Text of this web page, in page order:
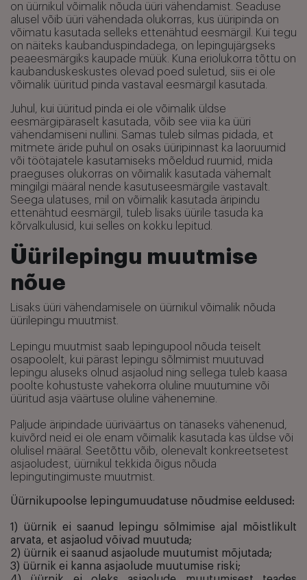
on üürnikul võimalik nõuda üüri vähendamist. Seaduse
alusel võib üüri vähendada olukorras, kus üüripinda on
võimatu kasutada selleks ettenähtud eesmärgil. Kui tegu
on näiteks kaubanduspindadega, on lepingujärgseks
peaeesmärgiks kaupade müük. Kuna eriolukorra tõttu on
kaubanduskeskustes olevad poed suletud, siis ei ole
võimalik üüritud pinda vastaval eesmärgil kasutada.
Juhul, kui üüritud pinda ei ole võimalik üldse
eesmärgipäraselt kasutada, võib see viia ka üüri
vähendamiseni nullini. Samas tuleb silmas pidada, et
mitmete äride puhul on osaks üüripinnast ka laoruumid
või töötajatele kasutamiseks mõeldud ruumid, mida
praeguses olukorras on võimalik kasutada vähemalt
mingilgi määral nende kasutuseesmärgile vastavalt.
Seega ulatuses, mil on võimalik kasutada äripindu
ettenähtud eesmärgil, tuleb lisaks üürile tasuda ka
kõrvalkulusid, kui selles on kokku lepitud.
Üürilepingu muutmise
nõue
Lisaks üüri vähendamisele on üürnikul võimalik nõuda
üürilepingu muutmist.
Lepingu muutmist saab lepingupool nõuda teiselt
osapoolelt, kui pärast lepingu sõlmimist muutuvad
lepingu aluseks olnud asjaolud ning sellega tuleb kaasa
poolte kohustuste vahekorra oluline muutumine või
üüritud asja väärtuse oluline vähenemine.
Paljude äripindade üüriväärtus on tänaseks vähenenud,
kuivõrd neid ei ole enam võimalik kasutada kas üldse või
olulisel määral. Seetõttu võib, olenevalt konkreetsetest
asjaoludest, üürnikul tekkida õigus nõuda
lepingutingimuste muutmist.
Üürnikupoolse lepingumuudatuse nõudmise eeldused:
1) üürnik ei saanud lepingu sõlmimise ajal mõistlikult
arvata, et asjaolud võivad muutuda;
2) üürnik ei saanud asjaolude muutumist mõjutada;
3) üürnik ei kanna asjaolude muutumise riski;